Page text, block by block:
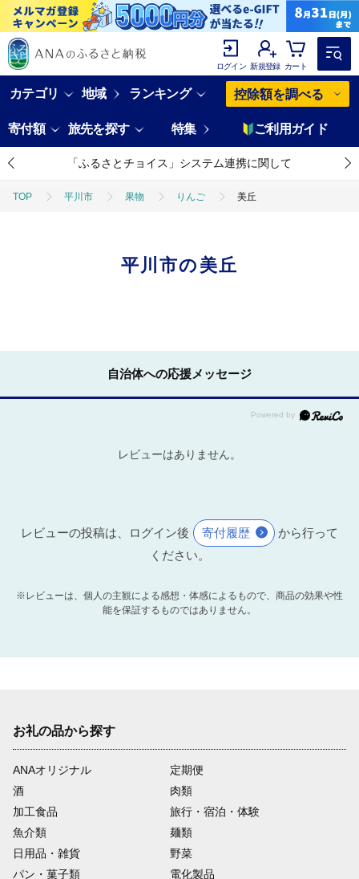
ログイン 新規登録 カート
カテゴリ 地域 ランキング 控除額を調べる
寄付額 旅先を探す 特集 ご利用ガイド
「ふるさとチョイス」システム連携に関して
TOP 平川市 果物 りんご 美丘
平川市の美丘
自治体への応援メッセージ
レビューはありません。
レビューの投稿は、ログイン後 寄付履歴
から行って
ください。
※レビューは、個人の主観による感想・体感によるもので、商品の効果や性
能を保証するものではありません。
お礼の品から探す
ANAオリジナル
定期便
酒
肉類
加工食品
旅行・宿泊・体験
魚介類
麺類
日用品・雑貨
野菜
パン・菓子類
電化製品